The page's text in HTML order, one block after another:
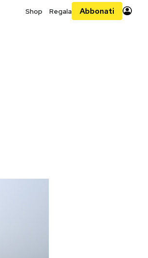
Shop Regala Abbonati